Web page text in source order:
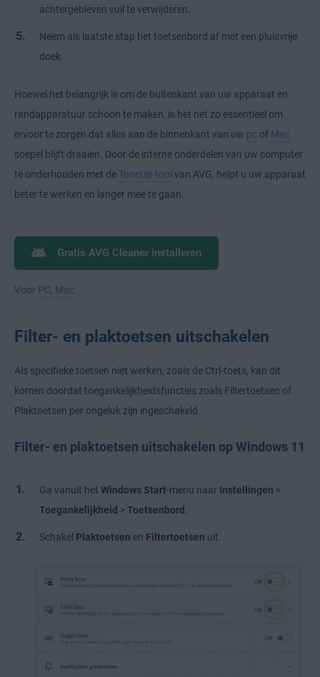
achtergebleven vuil te verwijderen.
Neem als laatste stap het toetsenbord af met een pluisvrije
doek.
Hoewel het belangrijk is om de buitenkant van uw apparaat en
randapparatuur schoon te maken, is het net zo essentieel om
ervoor te zorgen dat alles aan de binnenkant van uw pc of Mac
soepel blijft draaien. Door de interne onderdelen van uw computer
te onderhouden met deTuneUp-tool van AVG, helpt u uw apparaat
beter te werken en langer mee te gaan.
Gratis AVG Cleaner installeren
Voor PC Mac
Filter- en plaktoetsen uitschakelen
Als specifieke toetsen niet werken, zoals de Ctrl-toets, kan dit
komen doordat toegankelijkheidsfuncties zoals Filtertoetsen of
Plaktoetsen per ongeluk zijn ingeschakeld.
Filter- en plaktoetsen uitschakelen op Windows 11
Ga vanuit het Windows Start-menu naar Instellingen >
Toegankelijkheid > Toetsenbord
Schakel Plaktoetsen en Filtertoetsen uit.